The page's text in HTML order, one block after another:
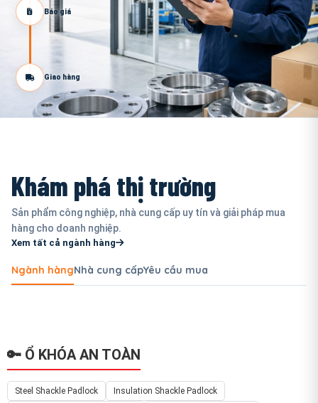
Báo giá
Giao hàng
Khám phá thị trường
Sản phẩm công nghiệp, nhà cung cấp uy tín và giải pháp mua
hàng cho doanh nghiệp.
Xem tất cả ngành hàng
Ngành hàngNhà cung cấpYêu cầu mua
🔑 Ổ KHÓA AN TOÀN
Steel Shackle Padlock
Insulation Shackle Padlock